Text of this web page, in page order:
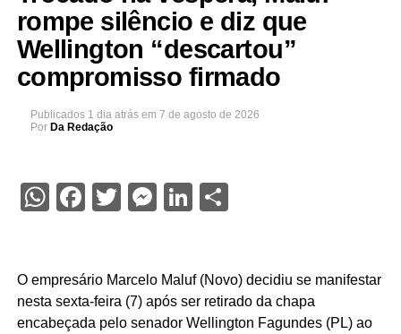
rompe silêncio e diz que
Wellington “descartou”
compromisso firmado
Publicados 1 dia atrás em 7 de agosto de 2026
Por Da Redação
WhatsApp
Facebook
TwitterMessenger
LinkedIn
O empresário Marcelo Maluf (Novo) decidiu se manifestar
nesta sexta-feira (7) após ser retirado da chapa
encabeçada pelo senador Wellington Fagundes (PL) ao